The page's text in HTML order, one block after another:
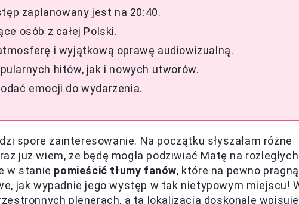
zaplanowany jest na 20:40.
osób z całej Polski.
i wyjątkową oprawę audiowizualną.
hitów, jak i nowych utworów.
emocji do wydarzenia.
spore zainteresowanie. Na początku słyszałam różne
już wiem, że będę mogła podziwiać Matę na rozległych
w stanie pomieścić tłumy fanów, które na pewno pragną
jak wypadnie jego występ w tak nietypowym miejscu!
plenerach, a ta lokalizacja doskonale wpisuje